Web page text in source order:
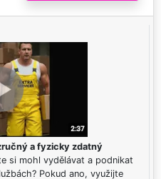
a fyzicky zdatný
si mohl vydělávat a podnikat
Pokud ano, využijte